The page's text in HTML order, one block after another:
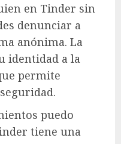
en Tinder sin
denunciar a
anónima. La
identidad a la
permite
puedo
tiene una